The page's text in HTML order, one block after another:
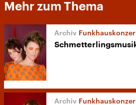
Mehr zum Thema
Funkhauskonzert: Mia Knop